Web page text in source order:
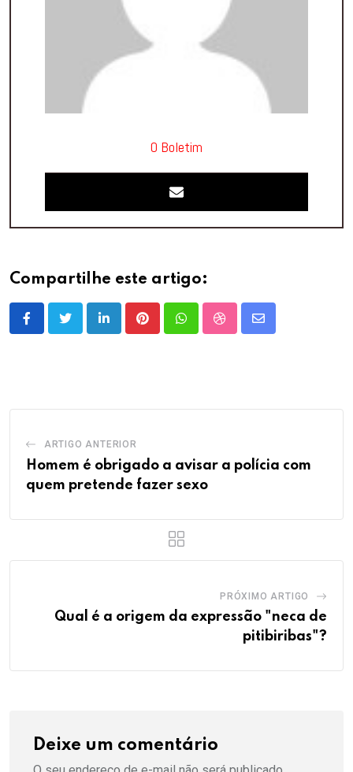
O Boletim
Compartilhe este artigo:
LinkedInPinterestWhatsappStumbleUpon
Share
ARTIGO ANTERIOR
Homem é obrigado a avisar a polícia com
quem pretende fazer sexo
PRÓXIMO ARTIGO
Qual é a origem da expressão "neca de
pitibiribas"?
Deixe um comentário